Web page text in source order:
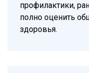
профилактики,
полно оценить
здоровья.